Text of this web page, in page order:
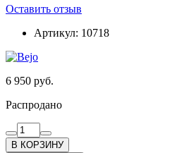
Оставить отзыв
Артикул: 10718
6 950 руб.
Распродано
В КОРЗИНУ